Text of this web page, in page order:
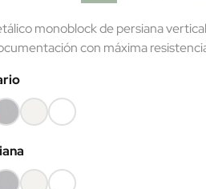
monoblock de persiana
con máxima
RAL7035
Blanco
RAL9010
Súper
blanco
BlancoSúper